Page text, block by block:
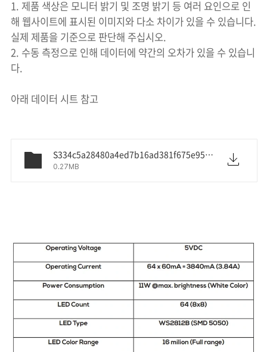
1. 제품 색상은 모니터 밝기 및 조명 밝기 등 여러 요인으로 인
해 웹사이트에 표시된 이미지와 다소 차이가 있을 수 있습니다.
실제 제품을 기준으로 판단해 주십시오.
2. 수동 측정으로 인해 데이터에 약간의 오차가 있을 수 있습니
다.
아래 데이터 시트 참고
S334c5a28480a4ed7b16ad381f675e951Z.pdf
0.27MB